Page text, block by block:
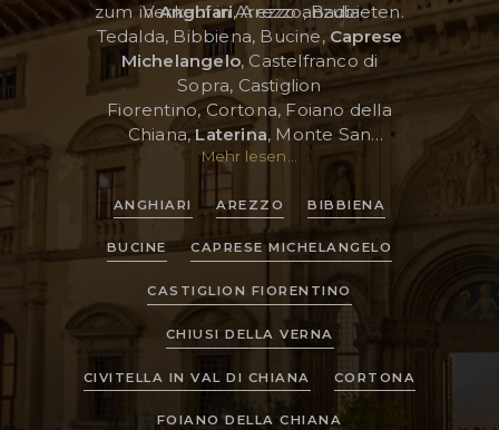
KUNDENBEREICH
WISHLIST (0)
zum Verkauf in Arezzo anzubieten.
inAnghiari, Arezzo, Badia
Tedalda, Bibbiena, Bucine, Caprese
Michelangelo, Castelfranco di
Sopra, Castiglion
Fiorentino, Cortona, Foiano della
Chiana,Laterina, Monte San
Monterchi, Pieve Santo
Stefano, Sansepolcro und Subbiano.
Mehr lesen...
ANGHIARI AREZZO BIBBIENA
BUCINE CAPRESE MICHELANGELO
CASTIGLION FIORENTINO
CHIUSI DELLA VERNA
CIVITELLA IN VAL DI CHIANA CORTONA
FOIANO DELLA CHIANA